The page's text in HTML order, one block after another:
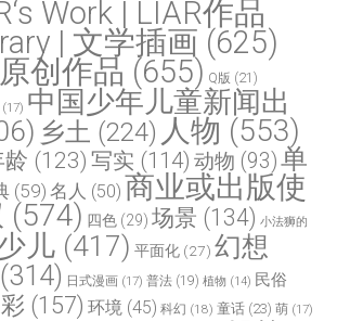
Work | LIAR作品
| 文学插画 (625)
创作品 (655) Q版 (21)
(17) 中国少年儿童新闻出
乡土 (224) 人物 (553)
龄 (123) 写实 (114) 动物 (93)单
(59) 名人 (50) 商业或出版使
(574) 四色 (29) 场景 (134) 小法狮的
少儿 (417) 平面化 (27) 幻想
(314) 日式漫画 (17) 普法 (19) 植物 (14) 民俗
(157) 环境 (45) 科幻 (18) 童话 (23) 萌 (17)